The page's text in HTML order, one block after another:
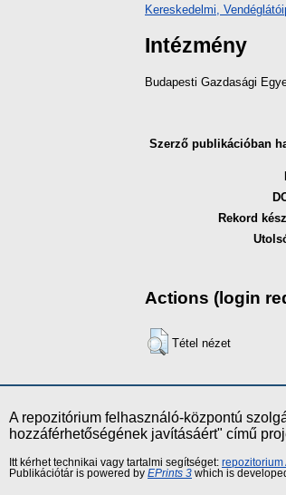
Kereskedelmi,
Intézmény
Budapesti Gazdasági
Szerző publikációban
Rekord
Actions (login
Tétel nézet
A repozitórium felhasználó-központú
hozzáférhetőségének javításáért" című
Itt kérhet technikai vagy tartalmi segítséget: repozitorium
Publikációtár is powered by EPrints 3 which is